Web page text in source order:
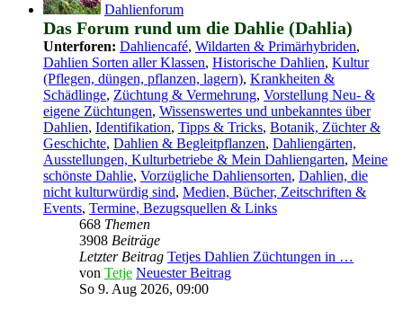
Dahlienforum
Das Forum rund um die Dahlie (Dahlia)
Unterforen: Dahliencafé, Wildarten & Primärhybriden,
Dahlien Sorten aller Klassen, Historische Dahlien, Kultur
(Pflegen, düngen, pflanzen, lagern), Krankheiten &
Schädlinge, Züchtung & Vermehrung, Vorstellung Neu- &
eigene Züchtungen, Wissenswertes und unbekanntes über
Dahlien, Identifikation, Tipps & Tricks, Botanik, Züchter &
Geschichte, Dahlien & Begleitpflanzen, Dahliengärten,
Ausstellungen, Kulturbetriebe & Mein Dahliengarten, Meine
schönste Dahlie, Vorzügliche Dahliensorten, Dahlien, die
nicht kulturwürdig sind, Medien, Bücher, Zeitschriften &
Events, Termine, Bezugsquellen & Links
668 Themen
3908 Beiträge
Letzter Beitrag Tetjes Dahlien Züchtungen in …
von Tetje Neuester Beitrag
So 9. Aug 2026, 09:00